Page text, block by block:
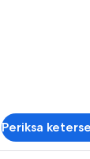
Periksa